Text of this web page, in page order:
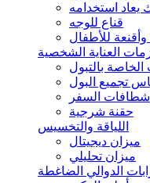
يعاد استخدامه
قناع للوجه
للأطفال
العناية الشخصية
الخاصة بالتبول
تجميع البول
شطافات السفر
حقنة شرجية
اللياقة والتخسيس
ميزان ديجيتال
ميزان تحليلي
الدوالي الضاغطة